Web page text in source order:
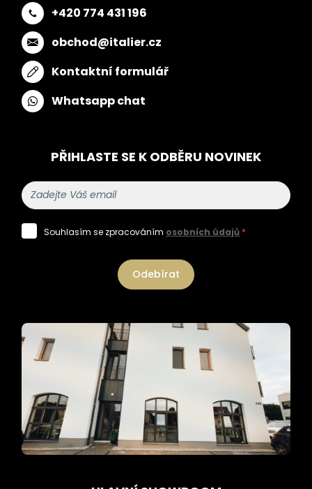
+420 774 431 196
obchod@italier.cz
Kontaktní formulář
Whatsapp chat
PŘIHLASTE SE K ODBĚRU NOVINEK
Souhlasím se zpracováním osobních údajů *
Odebírat